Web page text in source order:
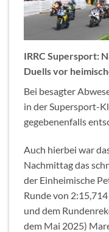
IRRC Supersport:
Duells vor
Bei besagter
in der Supersport-
gegebenenfalls
Auch hierbei war
Nachmittag das
der Einheimische
Runde von
und dem
dem Mai 2025)